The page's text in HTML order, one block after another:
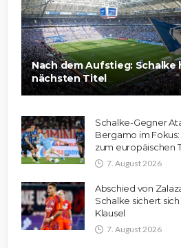
Nach dem Aufstieg: Schalke
nächsten Titel
Schalke-Gegner
Bergamo im
zum europäischen
7. August 2026
Abschied von
Schalke sichert
Klausel
7. August 2026